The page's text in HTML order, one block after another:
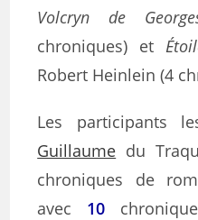
Volcryn de
chroniques) et
Robert Heinlein (4
Les participants
Guillaume du
chroniques de
avec 10